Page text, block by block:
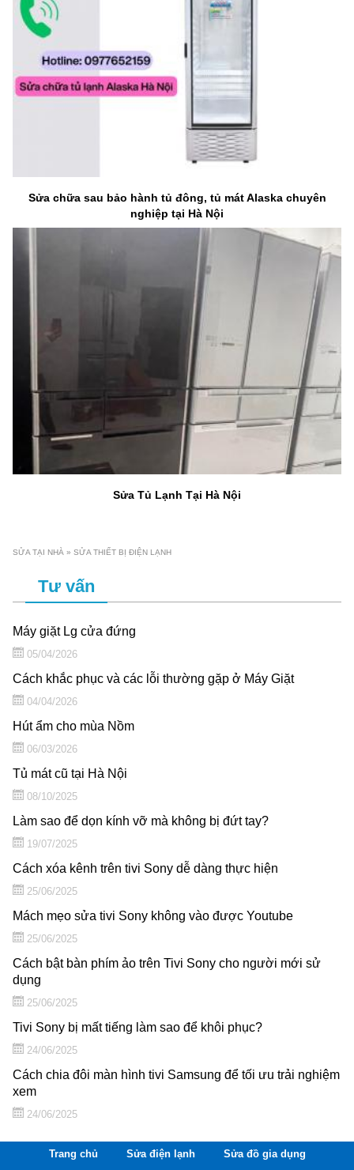
Sửa chữa sau bảo hành tủ đông, tủ mát Alaska chuyên
nghiệp tại Hà Nội
Sửa Tủ Lạnh Tại Hà Nội
SỬA TẠI NHÀ » SỬA THIẾT BỊ ĐIỆN LẠNH
Tư vấn
Máy giặt Lg cửa đứng
05/04/2026
Cách khắc phục và các lỗi thường gặp ở Máy Giặt
04/04/2026
Hút ẩm cho mùa Nồm
06/03/2026
Tủ mát cũ tại Hà Nội
08/10/2025
Làm sao để dọn kính vỡ mà không bị đứt tay?
19/07/2025
Cách xóa kênh trên tivi Sony dễ dàng thực hiện
25/06/2025
Mách mẹo sửa tivi Sony không vào được Youtube
25/06/2025
Cách bật bàn phím ảo trên Tivi Sony cho người mới sử
dụng
25/06/2025
Tivi Sony bị mất tiếng làm sao để khôi phục?
24/06/2025
Cách chia đôi màn hình tivi Samsung để tối ưu trải nghiệm
xem
24/06/2025
Trang chủ Sửa điện lạnh Sửa đồ gia dụng